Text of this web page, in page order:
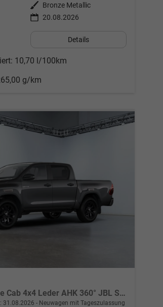
Außenfarbe
Bronze Metallic
20.08.2026
Details
10,70 l/100km
g/km
INVINCIBLE Double Cab 4x4 Leder AHK 360° JBL Soundsystem
31.08.2026 Neuwagen mit Tageszulassung